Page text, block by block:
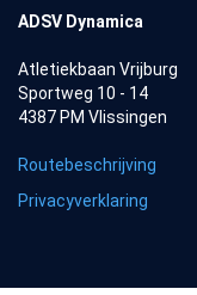
ADSV Dynamica
Atletiekbaan Vrijburg
Sportweg 10 - 14
4387 PM Vlissingen
Routebeschrijving
Privacyverklaring